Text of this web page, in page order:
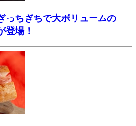
っちぎちで大ボリュームの
登場！